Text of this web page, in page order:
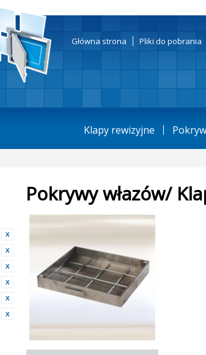
Główna strona Pliki do pobrania
Klapy rewizyjne
Pokrywy włazów/